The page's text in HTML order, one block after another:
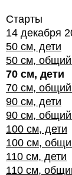
Старты
14 декабря
50 см, дети
50 см, общий
70 см, дети
70 см, общий
90 см, дети
90 см, общий
100 см, дети
100 см,
110 см, дети
110 см,